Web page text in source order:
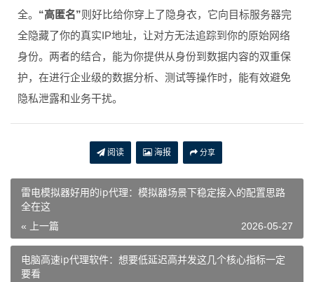
全。 “高匿名”则好比给你穿上了隐身衣，它向目标服务器完
全隐藏了你的真实IP地址，让对方无法追踪到你的原始网络
身份。两者的结合，能为你提供从身份到数据内容的双重保
护，在进行企业级的数据分析、测试等操作时，能有效避免
隐私泄露和业务干扰。
阅读 海报 分享
雷电模拟器好用的ip代理：模拟器场景下稳定接入的配置思路
全在这
« 上一篇 2026-05-27
电脑高速ip代理软件：想要低延迟高并发这几个核心指标一定
要看